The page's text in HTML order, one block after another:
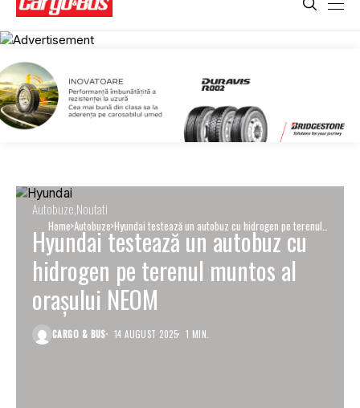
Home Autobuze Hyundai testează un autobuz cu hidrogen pe terenul
muntos al orașului NEOM
Autobuze Noutati
Hyundai testează un autobuz cu
hidrogen pe terenul muntos al
orașului NEOM
CARGO & BUS 14 AUGUST 2025 1 MIN.